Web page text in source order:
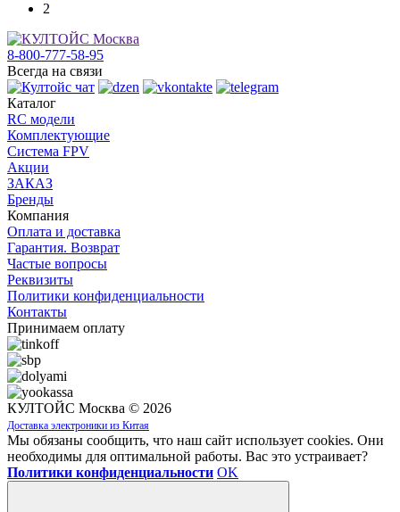
2
8-800-777-58-95
Всегда на связи
Каталог
RC модели
Комплектующие
Система FPV
Акции
ЗАКАЗ
Бренды
Компания
Оплата и доставка
Гарантия. Возврат
Частые вопросы
Реквизиты
Политики конфиденциальности
Контакты
Принимаем оплату
КУЛТОЙС Москва © 2026
Доставка электроники из Китая
Мы обязаны сообщить, что наш сайт использует cookies. Они
необходимы для оптимальной работы. Вас это устраивает?
Политики конфиденциальности OK